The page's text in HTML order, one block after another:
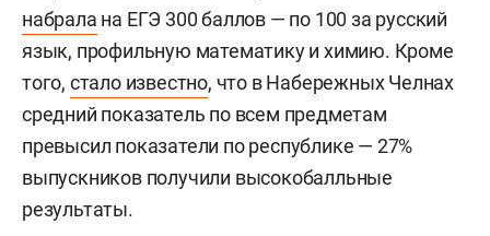
набрала на ЕГЭ 300 баллов — по 100 за русский
язык, профильную математику и химию. Кроме
того, стало известно, что в Набережных Челнах
средний показатель по всем предметам
превысил показатели по республике — 27%
выпускников получили высокобалльные
результаты.